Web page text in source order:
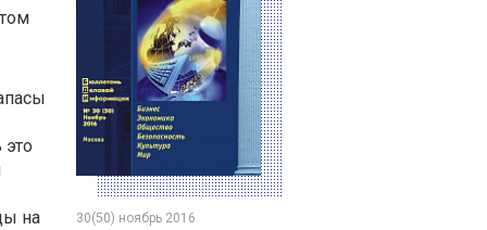
на
30(50) ноябрь 2016